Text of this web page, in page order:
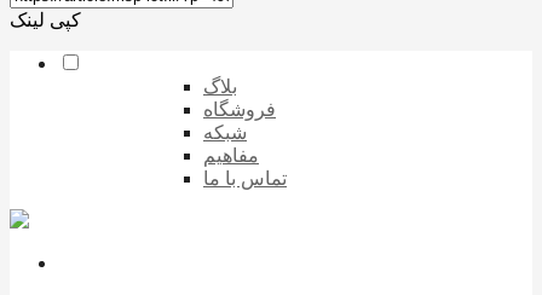
کپی لینک
بلاگ
فروشگاه
شبکه
مفاهیم
تماس با ما